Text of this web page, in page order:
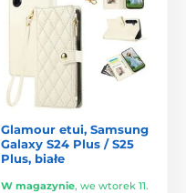
Glamour etui, Samsung
Galaxy S24 Plus / S25
Plus, białe
W magazynie, we wtorek 11.